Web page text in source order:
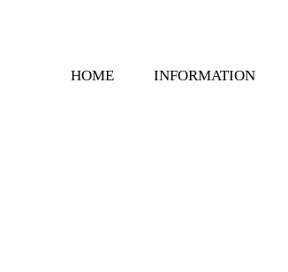
HOME INFORMATION